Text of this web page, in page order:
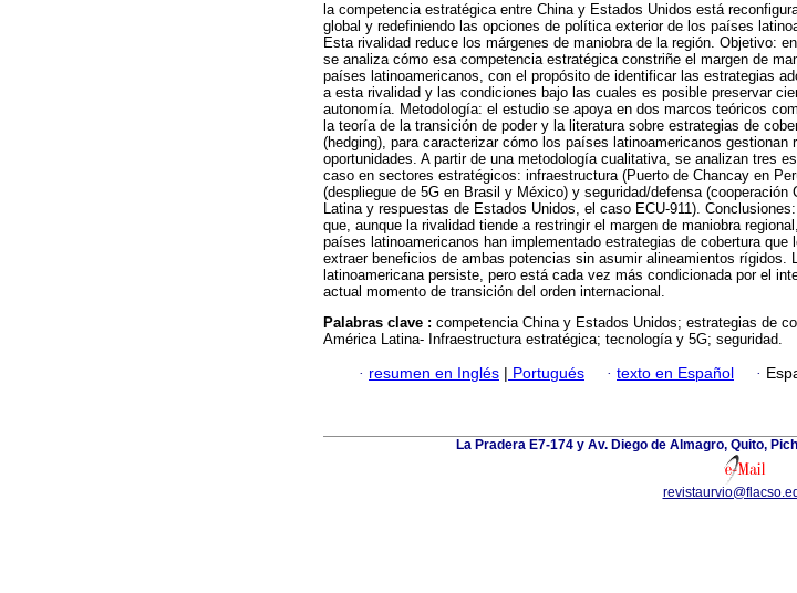
la competencia estratégica entre China y Estados Unidos está
global y redefiniendo las opciones de política exterior de los países
Esta rivalidad reduce los márgenes de maniobra de la región. Objetivo:
se analiza cómo esa competencia estratégica constriñe el margen de
países latinoamericanos, con el propósito de identificar las estrategias
a esta rivalidad y las condiciones bajo las cuales es posible preservar
autonomía. Metodología: el estudio se apoya en dos marcos teóricos
la teoría de la transición de poder y la literatura sobre estrategias de
(hedging), para caracterizar cómo los países latinoamericanos gestionan
oportunidades. A partir de una metodología cualitativa, se analizan tres
caso en sectores estratégicos: infraestructura (Puerto de Chancay en
(despliegue de 5G en Brasil y México) y seguridad/defensa (cooperación
Latina y respuestas de Estados Unidos, el caso ECU-911).
que, aunque la rivalidad tiende a restringir el margen de maniobra
países latinoamericanos han implementado estrategias de cobertura que
extraer beneficios de ambas potencias sin asumir alineamientos rígidos.
latinoamericana persiste, pero está cada vez más condicionada por el
actual momento de transición del orden internacional.
Palabras clave : competencia China y Estados Unidos; estrategias de
América Latina- Infraestructura estratégica; tecnología y 5G; seguridad.
· resumen en Inglés | Portugués · texto en Español ·
La Pradera E7-174 y Av. Diego de Almagro, Quito,